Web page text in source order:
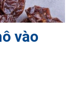
vào